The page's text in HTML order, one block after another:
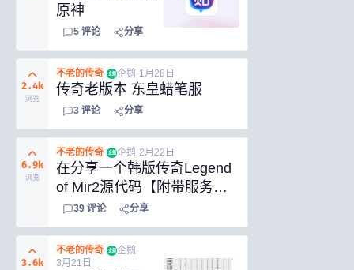
原神
5 评论 分享
2.4k
浏览
不老的传奇· 企鹅 企鹅·1月28日
传奇老版本 东皇蜡笔服
3 评论 分享
6.9k
浏览
不老的传奇· 企鹅 企鹅·2月22日
在分享一个韩版传奇Legend
of Mir2源代码【附带服务端
和客户端】
39 评论 分享
3.6k
不老的传奇· 企鹅 企鹅·
3月21日